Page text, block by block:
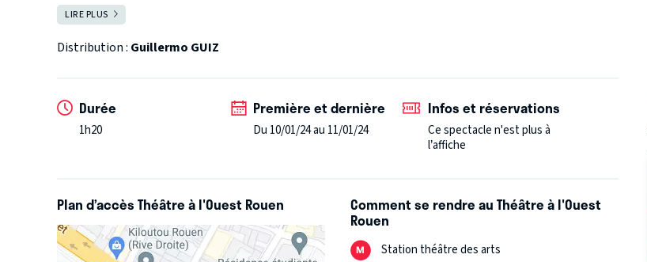
LIRE PLUS
Distribution : Guillermo GUIZ
Durée
1h20
Première et dernière
Du 10/01/24 au 11/01/24
Infos et réservations
Ce spectacle n'est plus à
l’affiche
Plan d’accès Théâtre à l'Ouest Rouen Comment se rendre au Théâtre à l'Ouest
Rouen
Station théâtre des arts